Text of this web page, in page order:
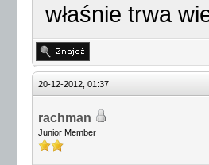
właśnie trwa
20-12-2012, 01:37
rachman
Junior Member